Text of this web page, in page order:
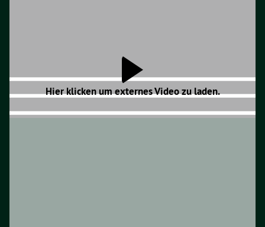
Hier klicken um externes Video zu laden.